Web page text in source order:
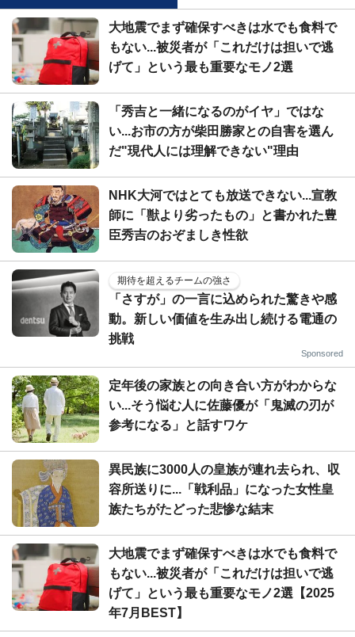
大地震でまず確保すべきは水でも食料で
もない...被災者が「これだけは担いで逃
げて」という最も重要なモノ2選
「秀吉と一緒になるのがイヤ」ではな
い...お市の方が柴田勝家との自害を選ん
だ"現代人には理解できない"理由
NHK大河ではとても放送できない...宣教
師に「獣より劣ったもの」と書かれた豊
臣秀吉のおぞましき性欲
期待を超えるチームの強さ
「さすが」の一言に込められた驚きや感
動。新しい価値を生み出し続ける電通の
挑戦
Sponsored
定年後の家族との向き合い方がわからな
い...そう悩む人に佐藤優が「鬼滅の刃が
参考になる」と話すワケ
異民族に3000人の皇族が連れ去られ、収
容所送りに...「戦利品」になった女性皇
族たちがたどった悲惨な結末
大地震でまず確保すべきは水でも食料で
もない...被災者が「これだけは担いで逃
げて」という最も重要なモノ2選【2025
年7月BEST】